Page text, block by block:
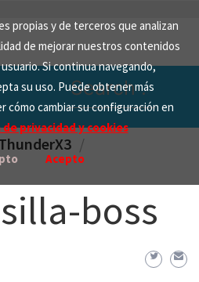
propias y de terceros que analizan
de mejorar nuestros contenidos
Si continua navegando,
su uso. Puede obtener más
cómo cambiar su configuración en
privacidad y cookies
Acepto
Search
for:
boss